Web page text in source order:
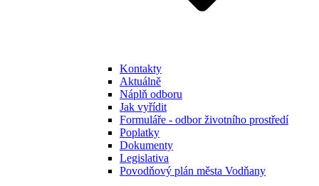
Kontakty
Aktuálně
Náplň odboru
Jak vyřídit
Formuláře - odbor životního prostředí
Poplatky
Dokumenty
Legislativa
Povodňový plán města Vodňany